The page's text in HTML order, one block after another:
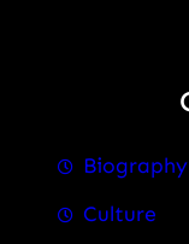
Biography
Culture